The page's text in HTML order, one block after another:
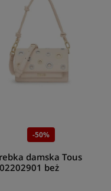
-50%
damska Tous
beż